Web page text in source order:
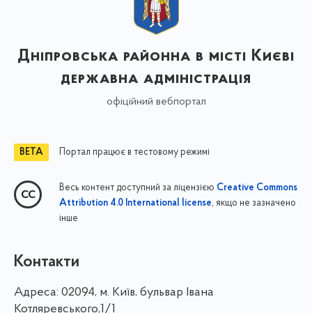
Дніпровська районна в місті Києві
державна адміністрація
офіційний вебпортал
Портал працює в тестовому режимі
Весь контент доступний за ліцензією Creative Commons
Attribution 4.0 International license, якщо не зазначено
інше
Контакти
Адреса: 02094, м. Київ, бульвар Івана
Котляревського,1/1